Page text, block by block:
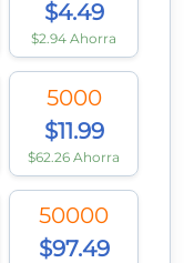
$4.49
$2.94 Ahorra
5000
$11.99
$62.26 Ahorra
50000
$97.49